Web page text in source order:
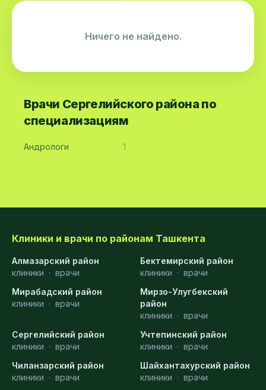
Ничего не найдено.
Врачи Сергелийского района по
специализациям
Андрологи 1
Клиники и врачи по районам Ташкента
Алмазарский район
клиники · врачи
Бектемирский район
клиники · врачи
Мирабадский район
клиники · врачи
Мирзо-Улугбекский
район
клиники · врачи
Сергелийский район
клиники · врачи
Учтепинский район
клиники · врачи
Чиланзарский район
клиники · врачи
Шайхантахурский район
клиники · врачи